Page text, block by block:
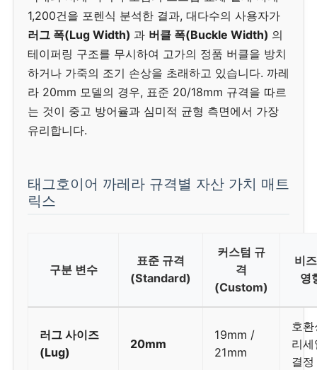
1,200건을 포렌식 분석한 결과, 대다수의 사용자가
러그 폭(Lug Width) 과 버클 폭(Buckle Width) 의
테이퍼링 구조를 무시하여 고가의 정품 버클을 방치
하거나 가죽의 조기 손상을 초래하고 있습니다. 까레
라 20mm 모델의 경우, 표준 20/18mm 규격을 따르
는 것이 중고 방어율과 심미적 균형 측면에서 가장
유리합니다.
태그호이어 까레라 규격별 자산 가치 매트
릭스
구분 변수
표준 규격
(Standard)
커스텀 규
격
(Custom)
비
영
러그 사이즈
(Lug)
20mm
19mm /
21mm
호
리
결정